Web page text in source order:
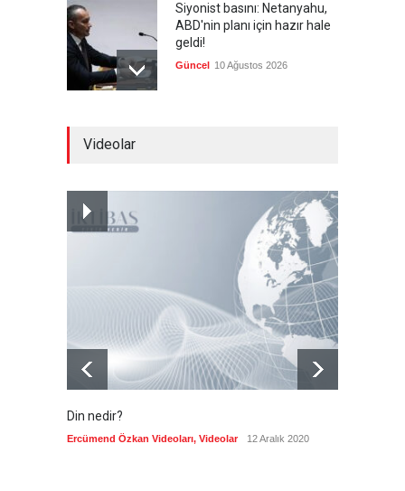
Siyonist basını: Netanyahu,
ABD'nin planı için hazır hale
geldi!
Güncel 10 Ağustos 2026
Trump: Bu bir satranç oyunu
10 Ağustos 2026
Videolar
Din nedir?
Ercümend Özkan Videoları, Videolar 12 Aralık 2020